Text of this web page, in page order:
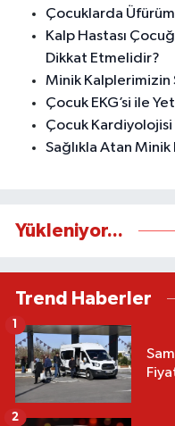
Çocuklarda
Kalp Hastası
Dikkat Etmelidir?
Minik Kalplerimizin
Çocuk EKG’si ile
Çocuk Kardiyolojisi
Sağlıkla Atan Minik
Yükleniyor...
Trend Haberler
1
2